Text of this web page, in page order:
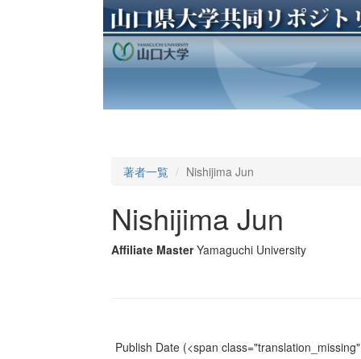
著者一覧 Nishijima Jun
Nishijima Jun
Affiliate Master Yamaguchi University
Publish Date(<span